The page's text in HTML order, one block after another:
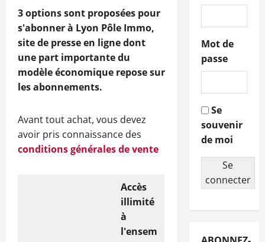
3 options sont proposées pour
s'abonner à Lyon Pôle Immo,
site de presse en ligne dont
une part importante du
modèle économique repose sur
les abonnements.
Avant tout achat, vous devez
avoir pris connaissance des
conditions générales de vente
Accès
illimité
à
l'ensem
Mot de
passe
Se
souvenir
de moi
Se
connecter